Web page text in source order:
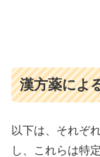
漢方薬によ
以下は、それぞ
し、これらは特